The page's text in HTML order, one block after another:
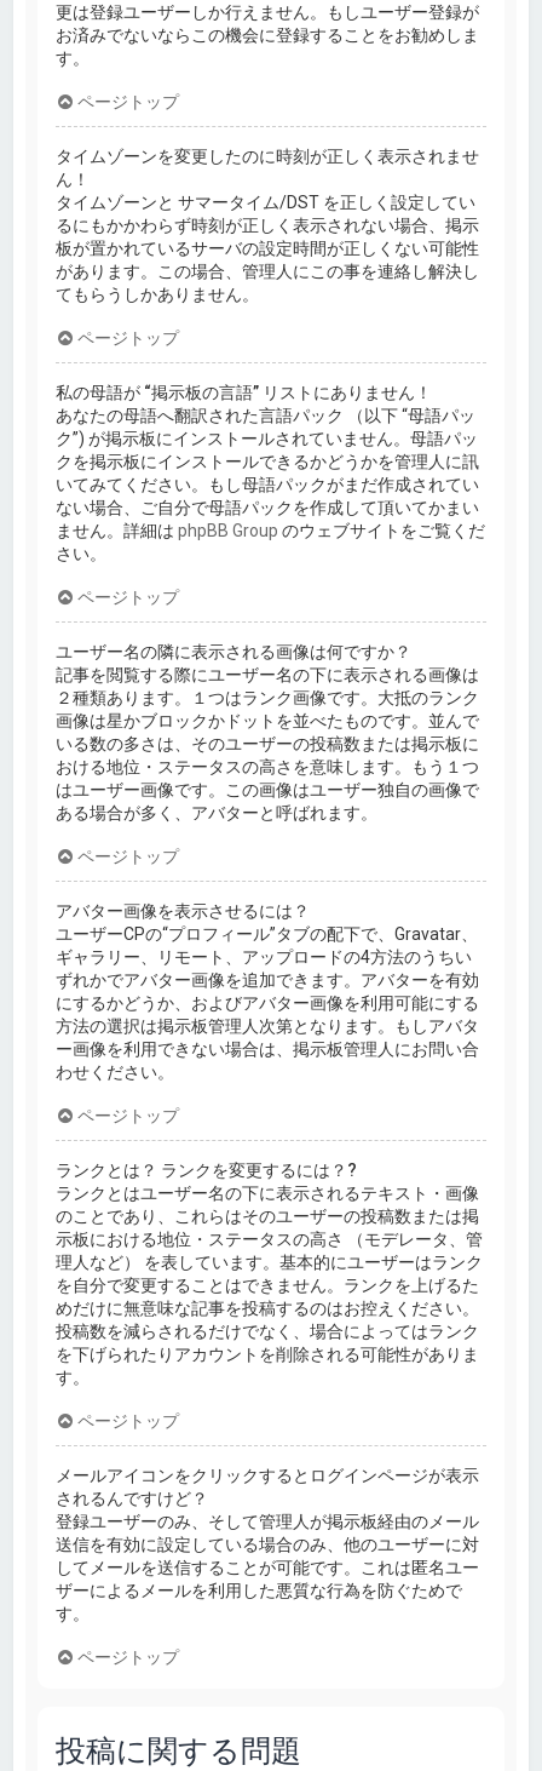
更は登録ユーザーしか行えません。もしユーザー登録が
お済みでないならこの機会に登録することをお勧めしま
す。
ページトップ
タイムゾーンを変更したのに時刻が正しく表示されませ
ん！
タイムゾーンと サマータイム/DST を正しく設定してい
るにもかかわらず時刻が正しく表示されない場合、掲示
板が置かれているサーバの設定時間が正しくない可能性
があります。この場合、管理人にこの事を連絡し解決し
てもらうしかありません。
ページトップ
私の母語が “掲示板の言語” リストにありません！
あなたの母語へ翻訳された言語パック （以下 “母語パッ
ク”) が掲示板にインストールされていません。母語パッ
クを掲示板にインストールできるかどうかを管理人に訊
いてみてください。もし母語パックがまだ作成されてい
ない場合、ご自分で母語パックを作成して頂いてかまい
ません。詳細はphpBB Group のウェブサイトをご覧くだ
さい。
ページトップ
ユーザー名の隣に表示される画像は何ですか？
記事を閲覧する際にユーザー名の下に表示される画像は
２種類あります。１つはランク画像です。大抵のランク
画像は星かブロックかドットを並べたものです。並んで
いる数の多さは、そのユーザーの投稿数または掲示板に
おける地位・ステータスの高さを意味します。もう１つ
はユーザー画像です。この画像はユーザー独自の画像で
ある場合が多く、アバターと呼ばれます。
ページトップ
アバター画像を表示させるには？
ユーザーCPの“プロフィール”タブの配下で、Gravatar、
ギャラリー、リモート、アップロードの4方法のうちい
ずれかでアバター画像を追加できます。アバターを有効
にするかどうか、およびアバター画像を利用可能にする
方法の選択は掲示板管理人次第となります。もしアバタ
ー画像を利用できない場合は、掲示板管理人にお問い合
わせください。
ページトップ
ランクとは？ ランクを変更するには？?
ランクとはユーザー名の下に表示されるテキスト・画像
のことであり、これらはそのユーザーの投稿数または掲
示板における地位・ステータスの高さ （モデレータ、管
理人など） を表しています。基本的にユーザーはランク
を自分で変更することはできません。ランクを上げるた
めだけに無意味な記事を投稿するのはお控えください。
投稿数を減らされるだけでなく、場合によってはランク
を下げられたりアカウントを削除される可能性がありま
す。
ページトップ
メールアイコンをクリックするとログインページが表示
されるんですけど？
登録ユーザーのみ、そして管理人が掲示板経由のメール
送信を有効に設定している場合のみ、他のユーザーに対
してメールを送信することが可能です。これは匿名ユー
ザーによるメールを利用した悪質な行為を防ぐためで
す。
ページトップ
投稿に関する問題